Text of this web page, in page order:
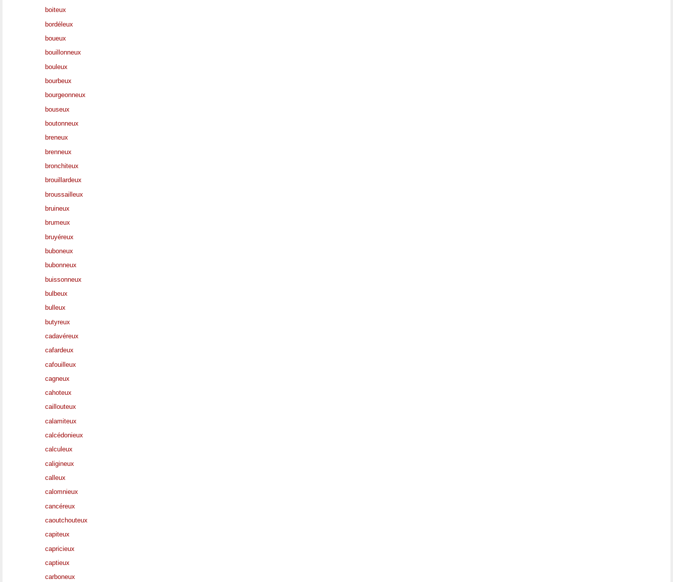
boiteux
bordéleux
boueux
bouillonneux
bouleux
bourbeux
bourgeonneux
bouseux
boutonneux
breneux
brenneux
bronchiteux
brouillardeux
broussailleux
bruineux
brumeux
bruyéreux
buboneux
bubonneux
buissonneux
bulbeux
bulleux
butyreux
cadavéreux
cafardeux
cafouilleux
cagneux
cahoteux
caillouteux
calamiteux
calcédonieux
calculeux
caligineux
calleux
calomnieux
cancéreux
caoutchouteux
capiteux
capricieux
captieux
carboneux